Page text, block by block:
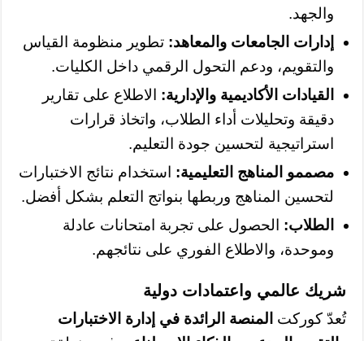
والجهد.
إدارات الجامعات والمعاهد: تطوير منظومة القياس
والتقويم، ودعم التحول الرقمي داخل الكليات.
القيادات الأكاديمية والإدارية: الاطلاع على تقارير
دقيقة وتحليلات أداء الطلاب، واتخاذ قرارات
استراتيجية لتحسين جودة التعليم.
مصممو المناهج التعليمية: استخدام نتائج الاختبارات
لتحسين المناهج وربطها بنواتج التعلم بشكل أفضل.
الطلاب: الحصول على تجربة امتحانات عادلة
وموحدة، والاطلاع الفوري على نتائجهم.
شريك عالمي واعتمادات دولية
تُعدّ كوركت المنصة الرائدة في إدارة الاختبارات